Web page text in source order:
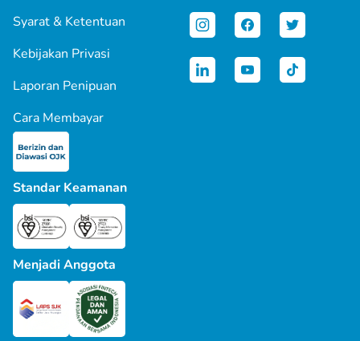
Syarat & Ketentuan
Kebijakan Privasi
Laporan Penipuan
Cara Membayar
Standar Keamanan
Menjadi Anggota